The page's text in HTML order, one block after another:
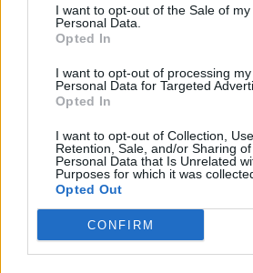
I want to opt-out of the Sale of my
Personal Data.
Opted In
I want to opt-out of processing my
Personal Data for Targeted
Opted In
I want to opt-out of Collection, Use,
Retention, Sale, and/or Sharing
Personal Data that Is Unrelated
Purposes for which it was
Opted Out
CONFIRM
mukaczewskiej, Antal Majnek, a
z Albanii. Wszyscy oni widzą, jakie
Miliony nawróconych serc na
objawień. Prosiłbym tych, którzy
nigdy tam nie byli, aby nie
Sam Pan objawi prawdę. Bo jeśli
nie wiemy, a potem okaże się, że
wyjdziemy na bardzo źle zarówno
przed Bogiem.